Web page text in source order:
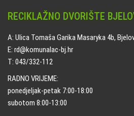
RECIKLAŽNO DVORIŠTE
A: Ulica Tomaša Garika Masaryka 4b,
E: rd@komunalac-bj.hr
T: 043/332-112
RADNO VRIJEME:
ponedjeljak-petak 7:00-18:00
subotom 8:00-13:00